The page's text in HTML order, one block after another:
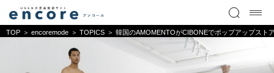
TOP encoremode TOPICS 韓国のAMOMENTOがCIBONEでポップアップスト